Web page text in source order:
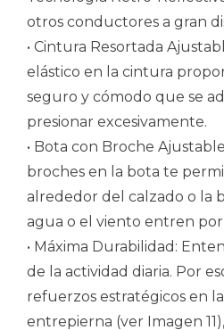
otros conductores a gran
• Cintura Resortada
elástico en la cintura
seguro y cómodo que se
presionar excesivamente.
• Bota con Broche
broches en la bota te
alrededor del calzado o la
agua o el viento entren
• Máxima Durabilidad:
de la actividad diaria. Por
refuerzos estratégicos en
entrepierna (ver Imagen